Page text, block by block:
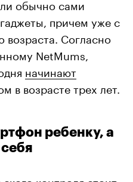
обычно сами
причем уже с
возраста. Согласно
NetMums,
начинают
в возрасте трех лет.
ребенку, а